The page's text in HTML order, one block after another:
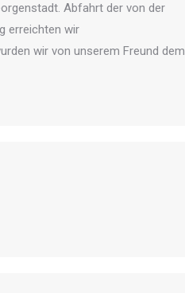
Abfahrt der von der
erreichten wir
wir von unserem Freund dem